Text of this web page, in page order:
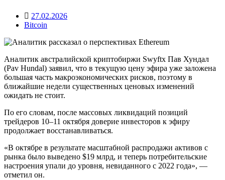
27.02.2026
Bitcoin
Аналитик австралийской криптобиржи Swyftx Пав Хундал
(Pav Hundal) заявил, что в текущую цену эфира уже заложена
большая часть макроэкономических рисков, поэтому в
ближайшие недели существенных ценовых изменений
ожидать не стоит.
По его словам, после массовых ликвидаций позиций
трейдеров 10–11 октября доверие инвесторов к эфиру
продолжает восстанавливаться.
«В октябре в результате масштабной распродажи активов с
рынка было выведено $19 млрд, и теперь потребительские
настроения упали до уровня, невиданного с 2022 года», —
отметил он.